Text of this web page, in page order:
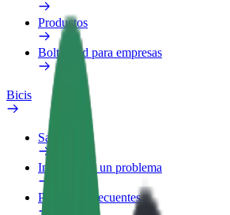
Productos
Bolt Food para empresas
Bicis
Safety Lab
Informar de un problema
Preguntas frecuentes